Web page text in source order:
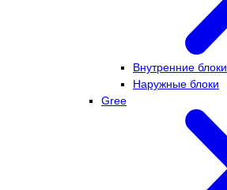
Внутренние блоки
Наружные блоки
Gree